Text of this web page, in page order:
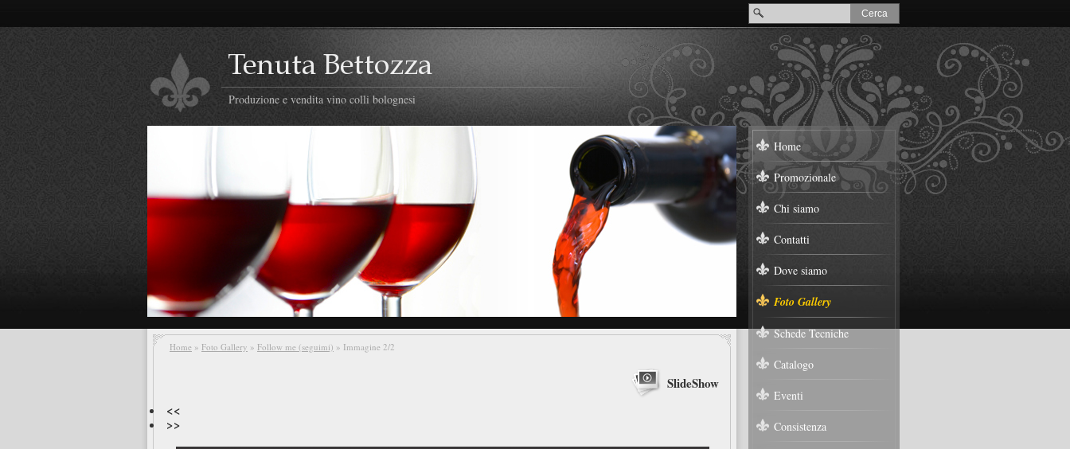
Produzione e vendita vino colli bolognesi
Home » Foto Gallery » Follow me (seguimi) » Immagine 2/2
SlideShow
<<
>>
Home
Promozionale
Chi siamo
Contatti
Dove siamo
Foto Gallery
Schede Tecniche
Catalogo
Eventi
Consistenza